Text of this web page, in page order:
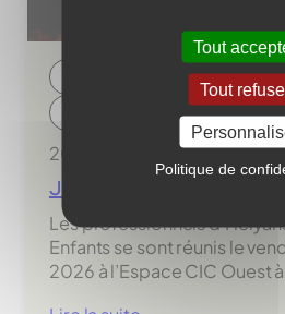
Dispositif
20 mars 2026
Journée Helyans
Les professionnels
Enfants se sont réunis le
2026 à l’Espace CIC Ouest
Tout
Tout
Politique de